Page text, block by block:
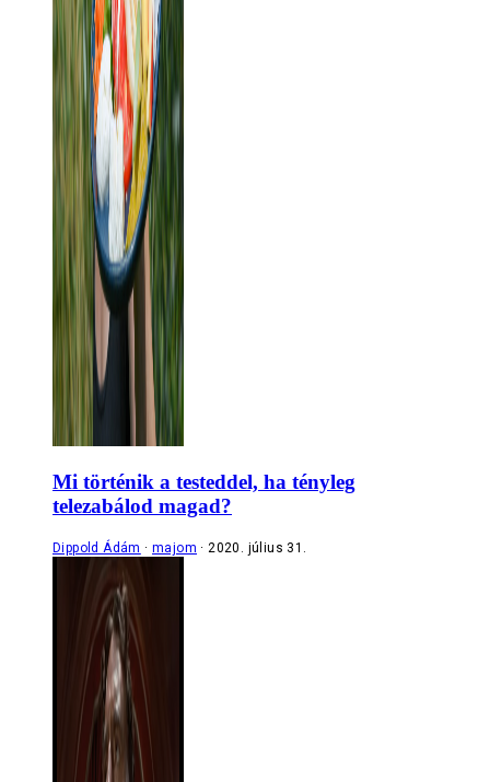
Mi történik a testeddel, ha tényleg
telezabálod magad?
Dippold Ádám majom 2020. július 31.